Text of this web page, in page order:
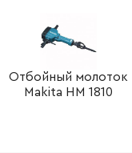
Отбойный молоток
Makita HM 1810